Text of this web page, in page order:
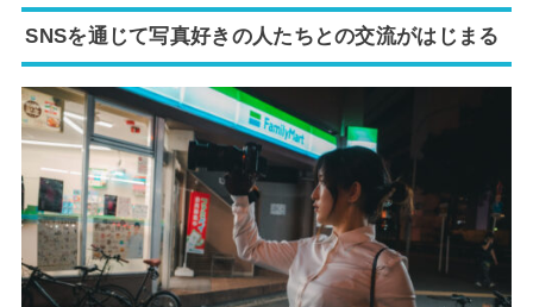
SNSを通じて写真好きの人たちとの交流がはじまる